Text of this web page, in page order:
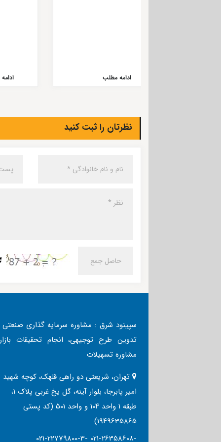
ادامه مطلب
نظرتان را ثبت کنید
سپینود شرق : مشاوره سرمایه گذاری صنعتی
تدوین طرح توجیهی، انجام تحقیقات
مشاوره تسهیلات
تهران، شریعتی دو راهی قلهک، کوچه شهید
امیر پابرجا، بلوار آینه، گل یخ غربی پلاک 1،
طبقه 1 واحد 104 و واحد 501 (کد پستی
1949635865)
021-22779800-3- 021-26358608-